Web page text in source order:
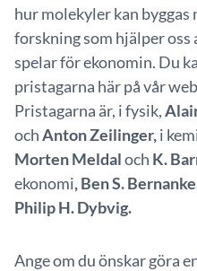
hur molekyler kan byggas
forskning som hjälper
spelar för ekonomin. Du
pristagarna här på vår
Pristagarna är, i fysik,
ochAnton Zeilinger,i
Morten Meldaloch K.
ekonomi, Ben S.
Philip H. Dybvig.
Ange om du önskar göra